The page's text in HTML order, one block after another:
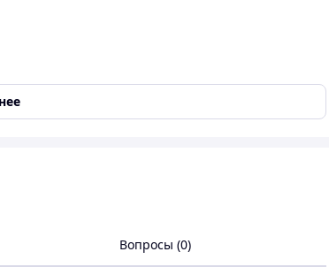
Вопросы (0)